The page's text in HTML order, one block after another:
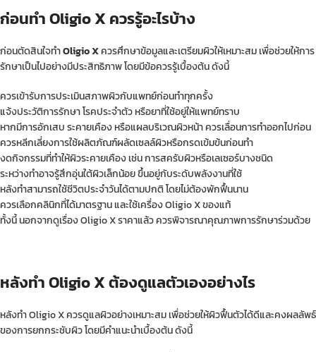
ก่อนทำ Oligio X ควรรู้อะไรบ้าง
ก่อนตัดสินใจทำOligio Xควรศึกษาข้อมูลและเตรียมผิวให้เหมาะสม เพื่อช่วยให้การ
รักษาเป็นไปอย่างมีประสิทธิภาพ โดยมีข้อควรรู้เบื้องต้น ดังนี้
ควรเข้ารับการประเมินสภาพผิวกับแพทย์ก่อนทำทุกครั้ง
แจ้งประวัติการรักษา โรคประจำตัว หรือยาที่ใช้อยู่ให้แพทย์ทราบ
หากมีการอักเสบ ระคายเคือง หรือแผลบริเวณผิวหน้า ควรเลื่อนการทำออกไปก่อน
ควรหลีกเลี่ยงการใช้ผลิตภัณฑ์ผลัดเซลล์ผิวหรือกรดเข้มข้นก่อนทำ
งดกิจกรรมที่ทำให้ผิวระคายเคือง เช่น การสครับผิวหรือเลเซอร์บางชนิด
ระหว่างทำอาจรู้สึกอุ่นใต้ผิวเล็กน้อย ขึ้นอยู่กับระดับพลังงานที่ใช้
หลังทำสามารถใช้ชีวิตประจำวันได้ตามปกติ โดยไม่ต้องพักฟื้นนาน
ควรเลือกคลินิกที่ได้มาตรฐาน และใช้เครื่อง Oligio X ของแท้
ทั้งนี้ นอกจากดูเรื่อง Oligio X ราคาแล้ว ควรพิจารณาคุณภาพการรักษาร่วมด้วย
หลังทำ Oligio X ต้องดูแลตัวเองอย่างไร
หลังทำ Oligio X ควรดูแลผิวอย่างเหมาะสม เพื่อช่วยให้ผิวฟื้นตัวได้ดีและคงผลลัพธ์
ของการยกกระชับผิว โดยมีคำแนะนำเบื้องต้น ดังนี้